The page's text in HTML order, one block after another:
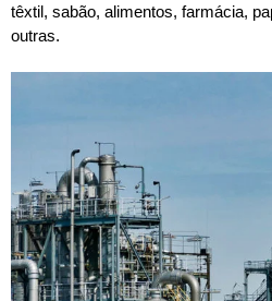
têxtil, sabão, alimentos, farmácia,
outras.